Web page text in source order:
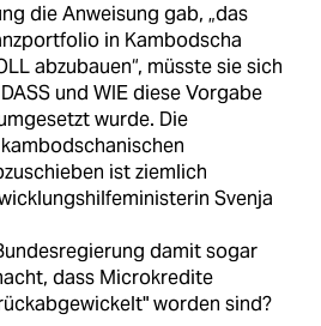
die Anweisung gab, „das
in Kambodscha
abzubauen“, müsste sie sich
und WIE diese Vorgabe
wurde. Die
ist ziemlich
Svenja
damit sogar
dass Microkredite
worden sind?